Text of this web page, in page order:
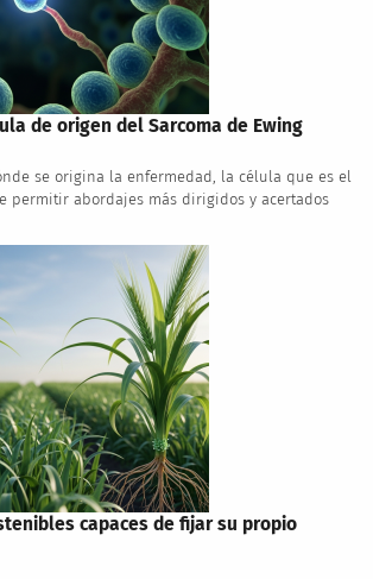
de origen del Sarcoma de Ewing
se origina la enfermedad, la célula que es el
permitir abordajes más dirigidos y acertados
capaces de fijar su propio